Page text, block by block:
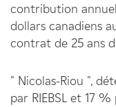
contribution
dollars canadiens
contrat de 25 ans
" Nicolas-Riou ",
par RIEBSL et 17